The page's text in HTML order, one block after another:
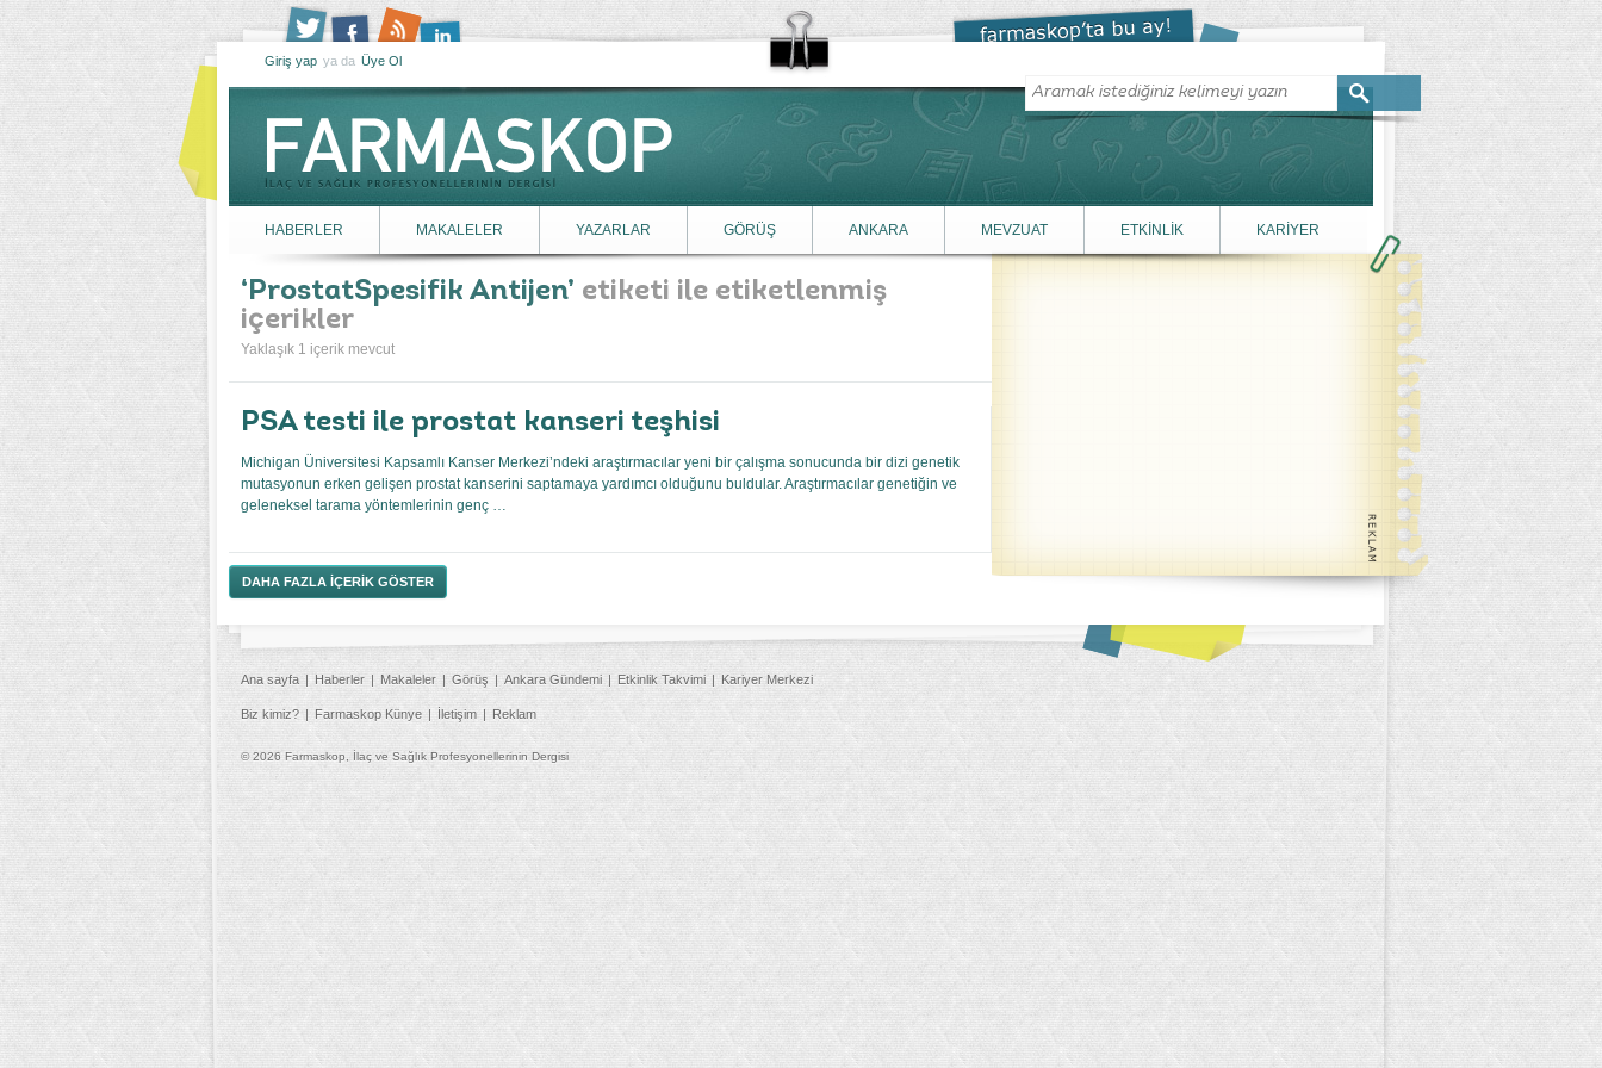
Giriş yap ya da Üye Ol
HABERLER MAKALELER YAZARLAR GÖRÜŞ ANKARA MEVZUAT ETKİNLİK KARİYER
ProstatSpesifik Antijen etiketi ile etiketlenmiş
içerikler
Yaklaşık 1 içerik mevcut
PSA testi ile prostat kanseri teşhisi
Michigan Üniversitesi Kapsamlı Kanser Merkezi’ndeki araştırmacılar yeni bir çalışma sonucunda bir dizi genetik
mutasyonun erken gelişen prostat kanserini saptamaya yardımcı olduğunu buldular. Araştırmacılar genetiğin ve
geleneksel tarama yöntemlerinin genç …
DAHA FAZLA İÇERİK GÖSTER
Ana sayfa Haberler Makaleler Görüş Ankara Gündemi Etkinlik Takvimi Kariyer Merkezi
Biz kimiz? Farmaskop Künye İletişim Reklam
© 2026 Farmaskop, İlaç ve Sağlık Profesyonellerinin Dergisi